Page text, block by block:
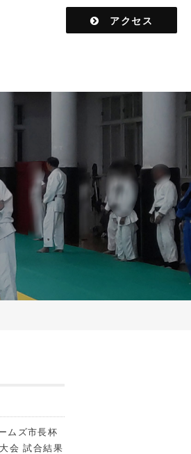
アクセス
ムズ市長杯
会 試合結果